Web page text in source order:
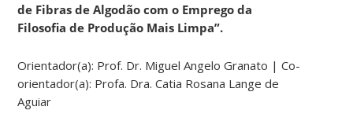
de Fibras de Algodão com o Emprego da
Filosofia de Produção Mais Limpa”.
Orientador(a): Prof. Dr. Miguel Angelo Granato | Co-
orientador(a): Profa. Dra. Catia Rosana Lange de
Aguiar